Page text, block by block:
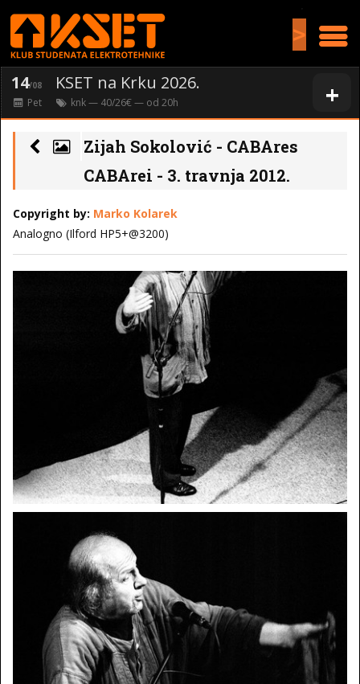
>
+
14/08 KSET na Krku 2026.
Pet knk— 40/26€ — od 20h
Zijah Sokolović - CABAres
CABArei - 3. travnja 2012.
Copyright by: Marko Kolarek
Analogno (Ilford HP5+@3200)